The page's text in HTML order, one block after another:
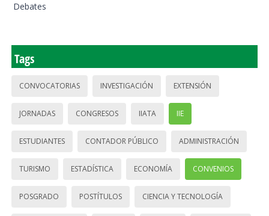
Debates
Tags
CONVOCATORIAS INVESTIGACIÓN EXTENSIÓN
JORNADAS CONGRESOS IIATA IIE
ESTUDIANTES CONTADOR PÚBLICO ADMINISTRACIÓN
TURISMO ESTADÍSTICA ECONOMÍA CONVENIOS
POSGRADO POSTÍTULOS CIENCIA Y TECNOLOGÍA